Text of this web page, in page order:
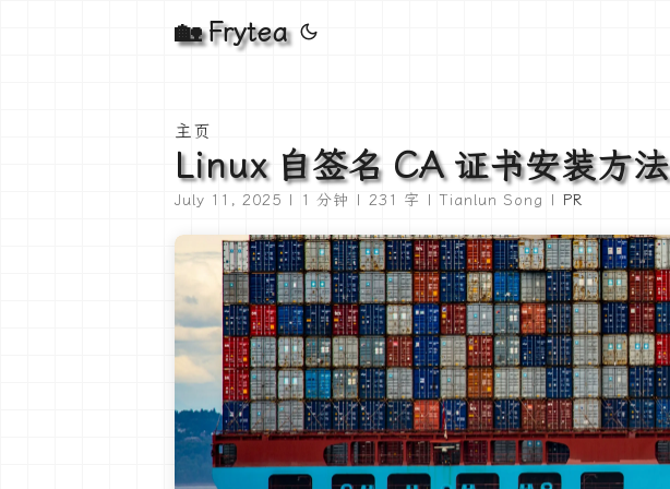
🏡 Frytea
主页
Linux 自签名 CA 证书安装方法
July 11, 2025 | 1 分钟 | 231 字 | Tianlun Song | PR